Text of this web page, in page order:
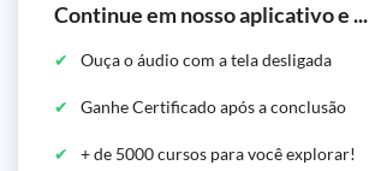
Continue em nosso aplicativo e ...
Ouça o áudio com a tela desligada
Ganhe Certificado após a conclusão
+ de 5000 cursos para você explorar!